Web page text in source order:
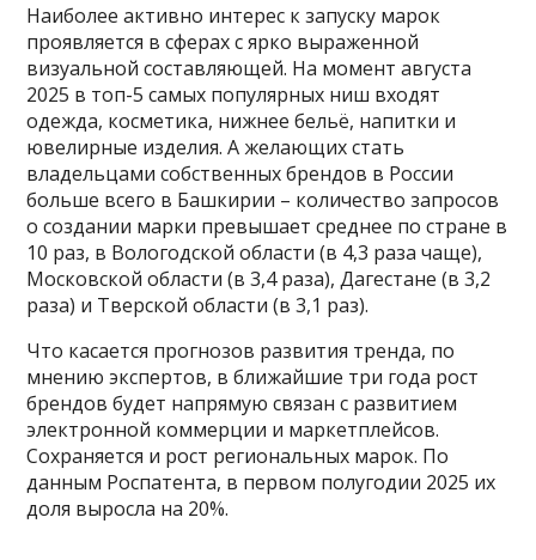
Наиболее активно интерес к запуску марок
проявляется в сферах с ярко выраженной
визуальной составляющей. На момент августа
2025 в топ-5 самых популярных ниш входят
одежда, косметика, нижнее бельё, напитки и
ювелирные изделия. А желающих стать
владельцами собственных брендов в России
больше всего в Башкирии – количество запросов
о создании марки превышает среднее по стране в
10 раз, в Вологодской области (в 4,3 раза чаще),
Московской области (в 3,4 раза), Дагестане (в 3,2
раза) и Тверской области (в 3,1 раз).
Что касается прогнозов развития тренда, по
мнению экспертов, в ближайшие три года рост
брендов будет напрямую связан с развитием
электронной коммерции и маркетплейсов.
Сохраняется и рост региональных марок. По
данным Роспатента, в первом полугодии 2025 их
доля выросла на 20%.